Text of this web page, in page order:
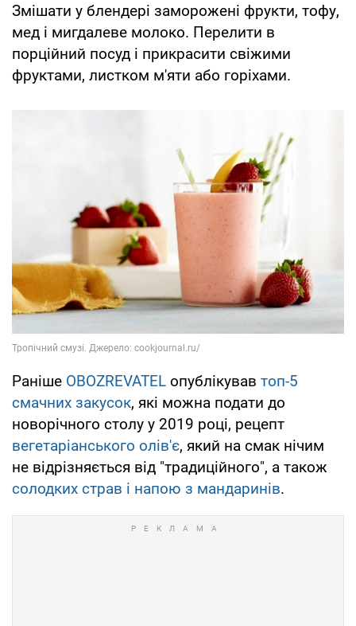
Змішати у блендері заморожені фрукти, тофу,
мед і мигдалеве молоко. Перелити в
порційний посуд і прикрасити свіжими
фруктами, листком м'яти або горіхами.
Раніше OBOZREVATEL опублікував топ-5
смачних закусок, які можна подати до
новорічного столу у 2019 році, рецепт
вегетаріанського олів'є, який на смак нічим
не відрізняється від "традиційного", а також
солодких страв і напою з мандаринів.